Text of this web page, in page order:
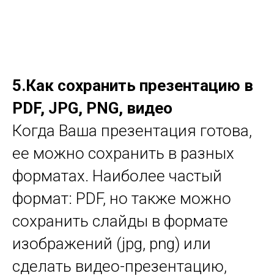
5.Как сохранить презентацию в
PDF, JPG, PNG, видео
Когда Ваша презентация готова,
ее можно сохранить в разных
форматах. Наиболее частый
формат: PDF, но также можно
сохранить слайды в формате
изображений (jpg, png) или
сделать видео-презентацию,